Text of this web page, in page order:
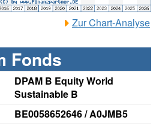
Zur Chart-Analyse
Fonds
DPAM B Equity World
Sustainable B
BE0058652646 / A0JMB5